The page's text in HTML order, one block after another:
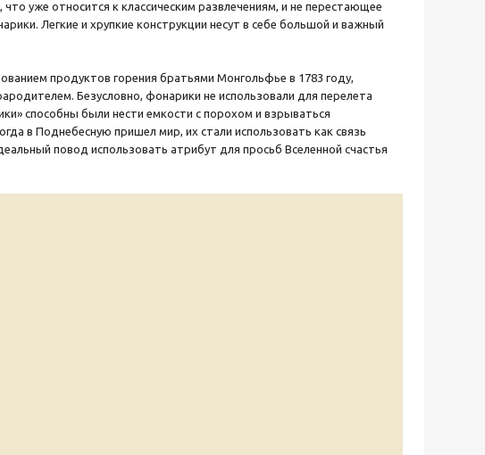
уже относится к классическим развлечениям, и не перестающее
Легкие и хрупкие конструкции несут в себе большой и важный
продуктов горения братьями Монгольфье в 1783 году,
Безусловно, фонарики не использовали для перелета
способны были нести емкости с порохом и взрываться
в Поднебесную пришел мир, их стали использовать как связь
повод использовать атрибут для просьб Вселенной счастья